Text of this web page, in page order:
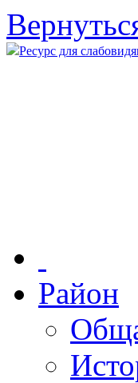
Ресурс для
Район